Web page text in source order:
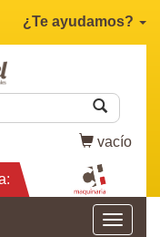
¿Te ayudamos?
vacío